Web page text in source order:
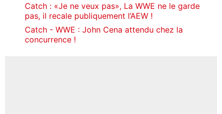
Catch : «Je ne veux pas», La WWE ne le garde
pas, il recale publiquement l’AEW !
Catch - WWE : John Cena attendu chez la
concurrence !